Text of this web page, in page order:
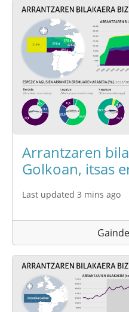
Arrantzaren
Golkoan, itsas
Last updated 3 mins ago